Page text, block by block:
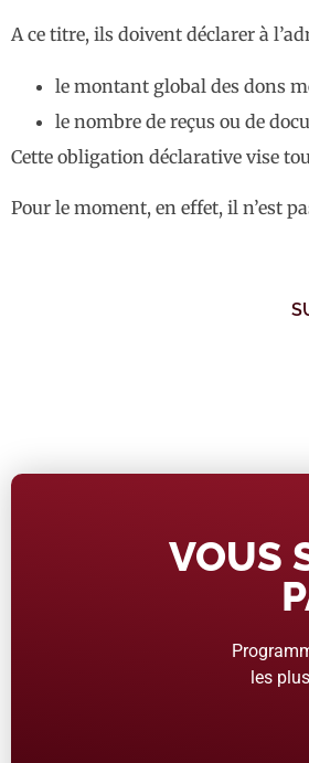
A ce titre, ils doivent déclarer à
le montant global des dons
le nombre de reçus ou de
Cette obligation déclarative vise
Pour le moment, en effet, il n’est
VOUS
les